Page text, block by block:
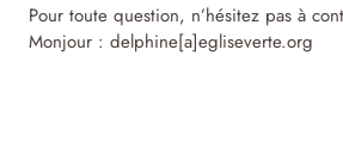
Pour toute question, n’hésitez pas à
Monjour : delphine[a]egliseverte.org